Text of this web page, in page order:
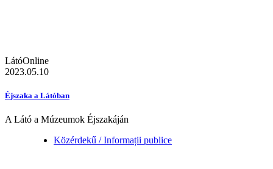
LátóOnline
2023.05.10
Éjszaka a Látóban
A Látó a Múzeumok Éjszakáján
Közérdekű / Informații publice